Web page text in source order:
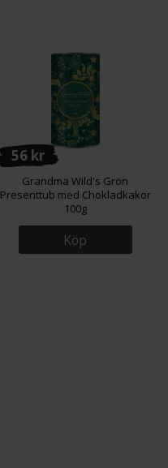
56 kr
Grandma Wild's Grön
Presenttub med Chokladkakor
100g
Köp